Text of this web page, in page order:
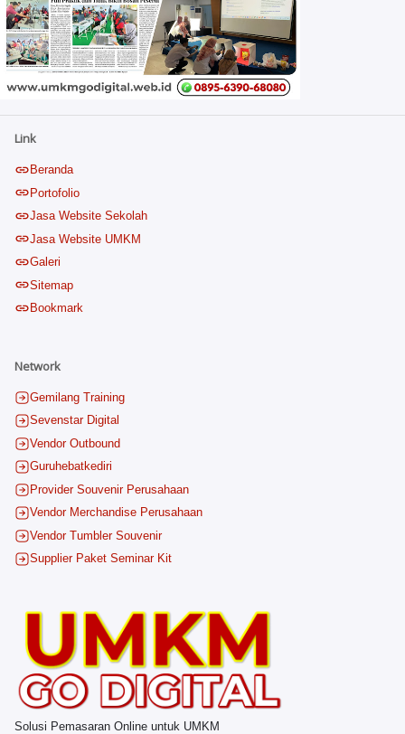
Link
Beranda
Portofolio
Jasa Website Sekolah
Jasa Website UMKM
Galeri
Sitemap
Bookmark
Network
Gemilang Training
Sevenstar Digital
Vendor Outbound
Guruhebatkediri
Provider Souvenir Perusahaan
Vendor Merchandise Perusahaan
Vendor Tumbler Souvenir
Supplier Paket Seminar Kit
Solusi Pemasaran Online untuk UMKM